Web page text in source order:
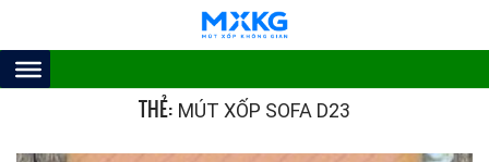
THẺ: MÚT XỐP SOFA D23